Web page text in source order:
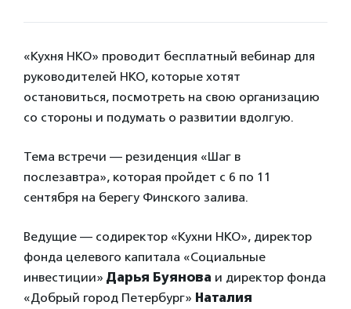
«Кухня НКО» проводит бесплатный вебинар для
руководителей НКО, которые хотят
остановиться, посмотреть на свою организацию
со стороны и подумать о развитии вдолгую.
Тема встречи — резиденция «Шаг в
послезавтра», которая пройдет с 6 по 11
сентября на берегу Финского залива.
Ведущие — содиректор «Кухни НКО», директор
фонда целевого капитала «Социальные
инвестиции» Дарья Буянова и директор фонда
«Добрый город Петербург» Наталия